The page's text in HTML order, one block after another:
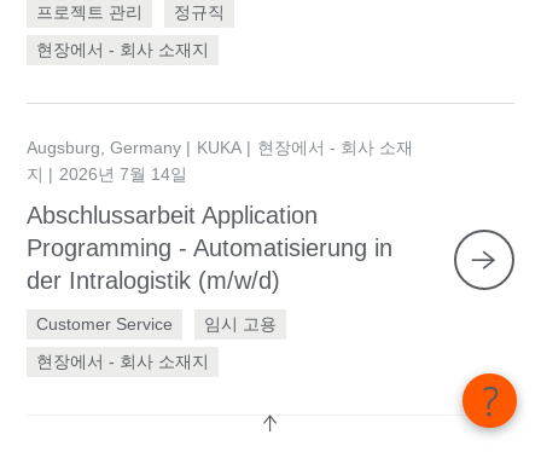
프로젝트 관리
정규직
현장에서 - 회사 소재지
Augsburg, Germany KUKA
현장에서 - 회사 소재
지
2026년 7월 14일
Abschlussarbeit Application
Programming - Automatisierung in
der Intralogistik (m/w/d)
Customer Service
임시 고용
현장에서 - 회사 소재지